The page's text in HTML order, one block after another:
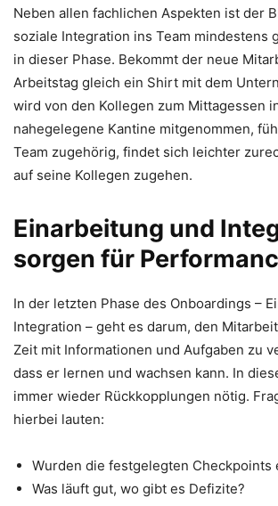
Neben allen fachlichen Aspekten ist der
soziale Integration ins Team mindestens
in dieser Phase. Bekommt der neue
Arbeitstag gleich ein Shirt mit dem
wird von den Kollegen zum Mittagessen
nahegelegene Kantine mitgenommen,
Team zugehörig, findet sich leichter
auf seine Kollegen zugehen.
Einarbeitung und
sorgen für
In der letzten Phase des Onboardings –
Integration – geht es darum, den
Zeit mit Informationen und Aufgaben zu
dass er lernen und wachsen kann. In
immer wieder Rückkopplungen nötig.
hierbei lauten:
Wurden die festgelegten Checkpoints
Was läuft gut, wo gibt es Defizite?